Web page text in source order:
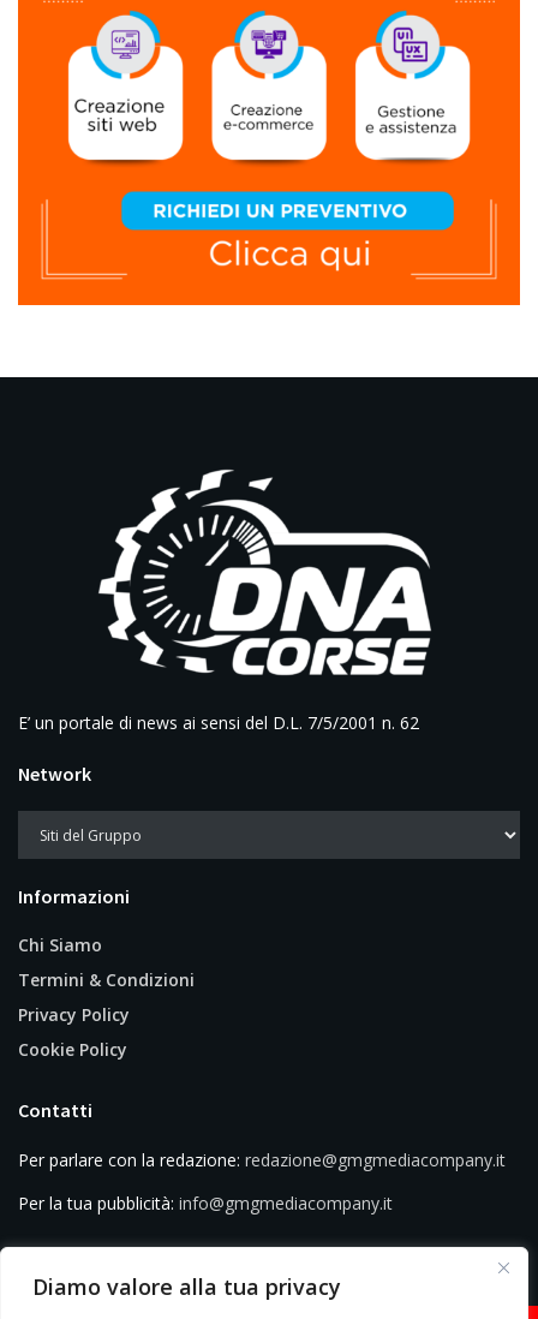
Diamo valore alla tua privacy
E’ un portale di news ai sensi del D.L. 7/5/2001 n. 62
Network
Informazioni
Chi Siamo
Termini & Condizioni
Privacy Policy
Cookie Policy
Contatti
Per parlare con la redazione: redazione@gmgmediacompany.it
Per la tua pubblicità: info@gmgmediacompany.it